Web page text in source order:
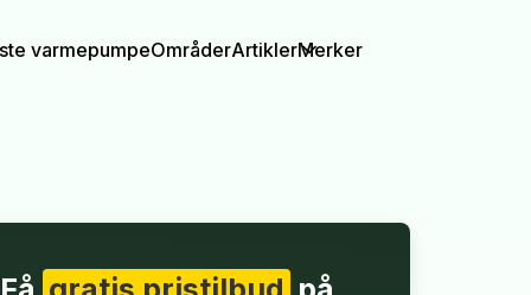
varmepumpeOmråderArtiklerMerker